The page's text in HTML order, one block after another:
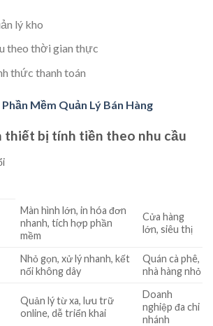
lý kho
theo thời gian thực
thức thanh toán
Phần Mềm Quản Lý Bán Hàng
thiết bị tính tiền theo nhu cầu
Màn hình lớn, in hóa đơn
nhanh, tích hợp phần
mềm
Cửa hàng
lớn, siêu thị
Nhỏ gọn, xử lý nhanh, kết
nối không dây
Quán cà phê,
nhà hàng nhỏ
Quản lý từ xa, lưu trữ
online, dễ triển khai
Doanh
nghiệp đa chi
nhánh